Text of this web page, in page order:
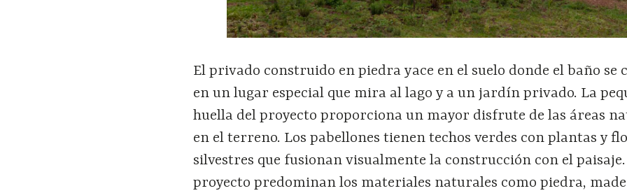
El privado construido en piedra yace en el suelo donde el baño se
en un lugar especial que mira al lago y a un jardín privado. La
huella del proyecto proporciona un mayor disfrute de las áreas
en el terreno. Los pabellones tienen techos verdes con plantas y
silvestres que fusionan visualmente la construcción con el
proyecto predominan los materiales naturales como piedra,